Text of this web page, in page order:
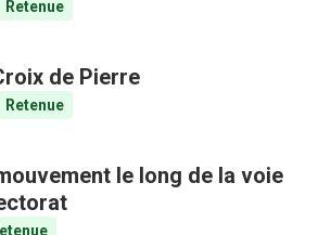
Retenue
de Pierre
Retenue
le long de la voie